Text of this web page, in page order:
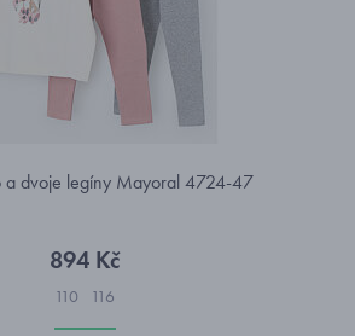
a dvoje legíny Mayoral 4724-47
894 Kč
110 116